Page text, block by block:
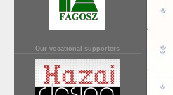
Our vocational supporters